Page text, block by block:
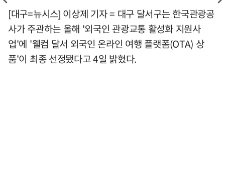
[대구=뉴시스] 이상제 기자 = 대구 달서구는 한국관광공
사가 주관하는 올해 '외국인 관광교통 활성화 지원사
업'에 '웰컴 달서 외국인 온라인 여행 플랫폼(OTA) 상
품'이 최종 선정됐다고 4일 밝혔다.